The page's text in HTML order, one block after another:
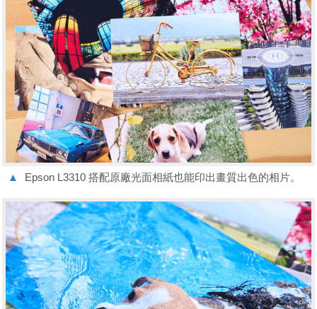
▲ Epson L3310 搭配原廠光面相紙也能印出畫質出色的相片。